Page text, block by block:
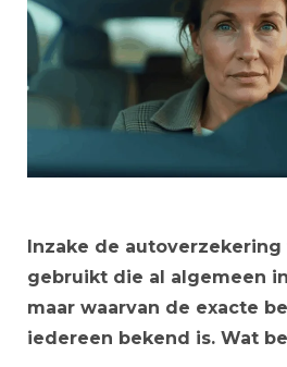
Inzake de
gebruikt die al algemeen
maar waarvan de exacte
iedereen bekend is. Wat